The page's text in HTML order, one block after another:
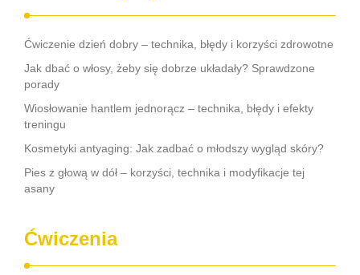
Ćwiczenie dzień dobry – technika, błędy i korzyści zdrowotne
Jak dbać o włosy, żeby się dobrze układały? Sprawdzone
porady
Wiosłowanie hantlem jednorącz – technika, błędy i efekty
treningu
Kosmetyki antyaging: Jak zadbać o młodszy wygląd skóry?
Pies z głową w dół – korzyści, technika i modyfikacje tej
asany
Ćwiczenia